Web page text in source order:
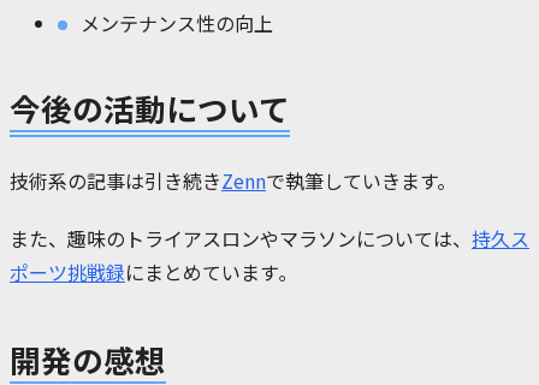
メンテナンス性の向上
今後の活動について
技術系の記事は引き続きZennで執筆していきます。
また、趣味のトライアスロンやマラソンについては、 持久ス
ポーツ挑戦録にまとめています｡
開発の感想